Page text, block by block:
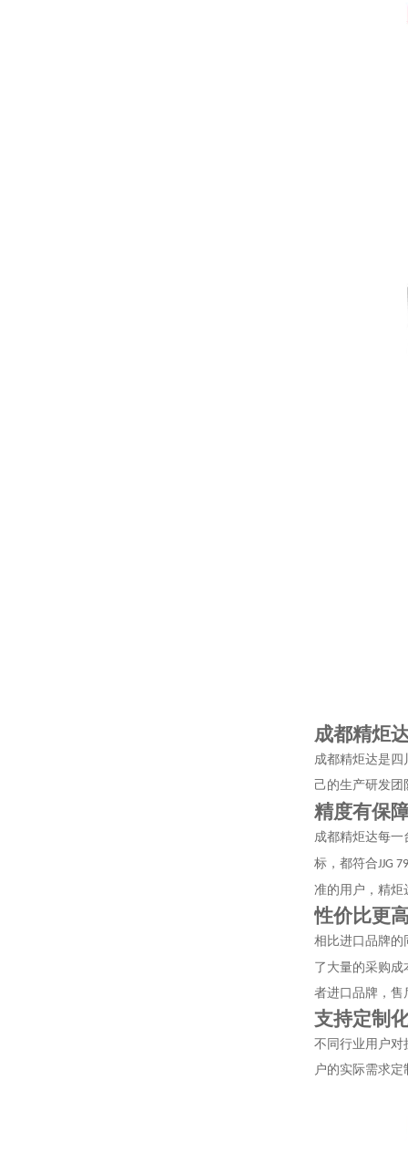
成都精炬
成都精炬达是
己的生产研发
精度有保
成都精炬达每一
标，都符合JJG
准的用户，精炬
性价比更
相比进口品牌的
了大量的采购
者进口品牌，售
支持定制
不同行业用户对
户的实际需求